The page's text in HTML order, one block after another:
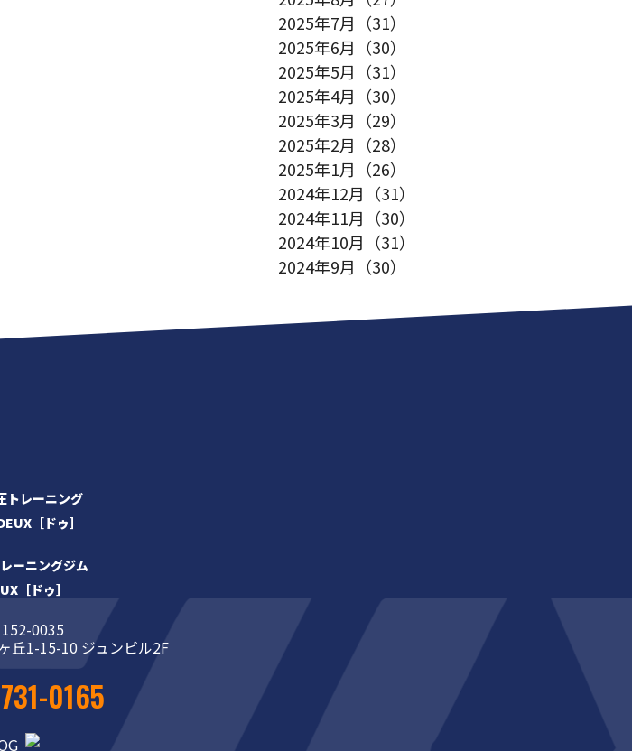
2025年7月（31）
2025年6月（30）
2025年5月（31）
2025年4月（30）
2025年3月（29）
2025年2月（28）
2025年1月（26）
2024年12月（31）
2024年11月（30）
2024年10月（31）
2024年9月（30）
ーニングジム
［ドゥ］
152-0035
丘1-15-10 ジュンビル2F
0165